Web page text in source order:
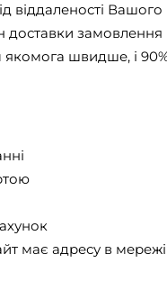
віддаленості
доставки
швидше, і
має адресу в